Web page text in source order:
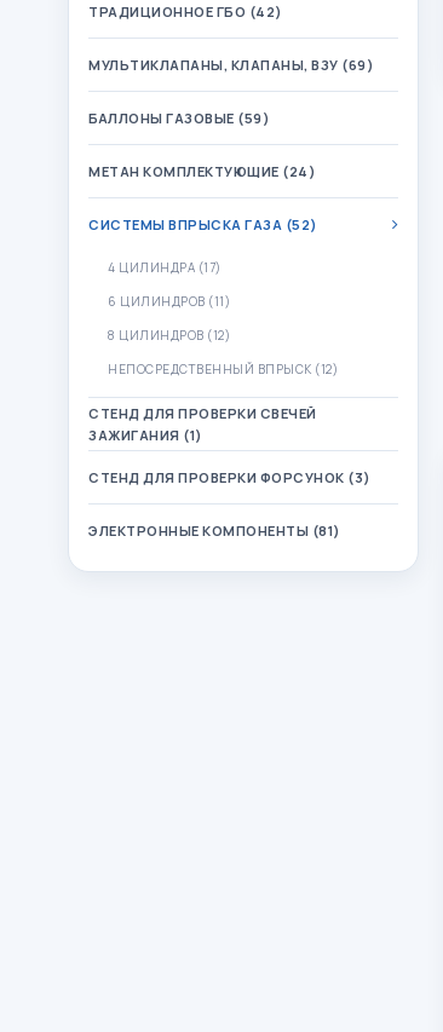
ТРАДИЦИОННОЕ ГБО (42)
МУЛЬТИКЛАПАНЫ, КЛАПАНЫ, ВЗУ (69)
БАЛЛОНЫ ГАЗОВЫЕ (59)
МЕТАН КОМПЛЕКТУЮЩИЕ (24)
СИСТЕМЫ ВПРЫСКА ГАЗА (52)
4 ЦИЛИНДРА (17)
6 ЦИЛИНДРОВ (11)
8 ЦИЛИНДРОВ (12)
НЕПОСРЕДСТВЕННЫЙ ВПРЫСК (12)
СТЕНД ДЛЯ ПРОВЕРКИ СВЕЧЕЙ
ЗАЖИГАНИЯ (1)
СТЕНД ДЛЯ ПРОВЕРКИ ФОРСУНОК (3)
ЭЛЕКТРОННЫЕ КОМПОНЕНТЫ (81)